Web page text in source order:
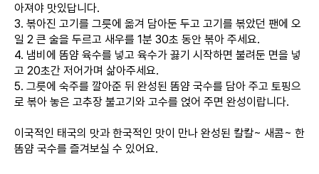
아져야 맛있답니다.
3. 볶아진 고기를 그릇에 옮겨 담아둔 두고 고기를 볶았던 팬에 오
일 2 큰 술을 두르고 새우를 1분 30초 동안 볶아 주세요.
4. 냄비에 똠얌 육수를 넣고 육수가 끓기 시작하면 불려둔 면을 넣
고 20초간 저어가며 삶아주세요.
5. 그릇에 숙주를 깔아준 뒤 완성된 똠얌 국수를 담아 주고 토핑으
로 볶아 놓은 고추장 불고기와 고수를 얹어 주면 완성이랍니다.
이국적인 태국의 맛과 한국적인 맛이 만나 완성된 칼칼~ 새콤~ 한
똠얌 국수를 즐겨보실 수 있어요.